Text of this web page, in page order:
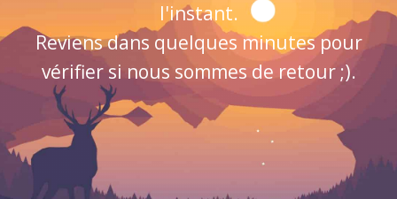
l'instant.
Reviens dans quelques minutes pour
vérifier si nous sommes de retour ;).